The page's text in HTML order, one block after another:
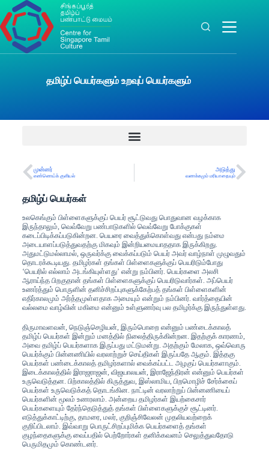
தமிழ்ப் பெயர்களும் உறவுப் பெயர்களும்
முன்னர்
எண்ணெய்க் குளியல்
அடுத்து
வணக்கமும் மரியாதையும்
தமிழ்ப் பெயர்கள்
உலகெங்கும் பிள்ளைகளுக்குப் பெயர் சூட்டுவது பொதுவான வழக்காக
இருந்தாலும், வெவ்வேறு பண்பாடுகளில் வெவ்வேறு போக்குகள்
கடைப்பிடிக்கப்படுகின்றன. பெயரை வைத்துக்கொள்வது என்பது நம்மை
அடையாளப்படுத்துவதற்கு மிகவும் இன்றியமையாததாக இருக்கிறது.
அதுமட்டுமல்லாமல், ஒருவர்க்கு வைக்கப்படும் பெயர் அவர் வாழ்நாள் முழுவதும்
தொடரக்கூடியது. தமிழர்கள் தங்கள் பிள்ளைகளுக்குப் பெயரிடும்போது
‘பெயரில் எல்லாம் அடங்கியுள்ளது’ என்று நம்பினர். பெயர்களை அலசி
ஆராய்ந்த பிறகுதான் தங்கள் பிள்ளைகளுக்குப் பெயரிடுவார்கள். அப்பெயர்
உணர்த்தும் பொருளின் தனிச்சிறப்புகளுக்கேற்பத் தங்கள் பிள்ளைகளின்
எதிர்காலமும் அர்த்தமுள்ளதாக அமையும் என்றும் நம்பினர். வார்த்தையின்
வல்லமை வாழ்வின் மகிமை என்னும் உள்ளுணர்வு பல தமிழர்க்கு இருந்துள்ளது.
திருமாவளவன், நெடுஞ்செழியன், இரும்பொறை என்னும் பண்டைக்காலத்
தமிழ்ப் பெயர்கள் இன்றும் மனத்தில் நிலைத்திருக்கின்றன. இதற்குக் காரணம்,
அவை தமிழ்ப் பெயர்களாக இருப்பது மட்டுமன்று. அதற்கும் மேலாக, ஒவ்வொரு
பெயர்க்கும் பின்னணியில் வரலாற்றுச் செய்திகள் இருப்பதே ஆகும். இத்தகு
பெயர்கள் பண்டைக்காலத் தமிழர்களால் வைக்கப்பட்ட அழகுப் பெயர்களாகும்.
இடைக்காலத்தில் இராஜராஜன், விஜயாலயன், இராஜேந்திரன் என்னும் பெயர்கள்
உருவெடுத்தன. பிற்காலத்தில் கிருத்துவ, இஸ்லாமிய, பிறமொழிச் சேர்க்கைப்
பெயர்கள் உருவெடுக்கத் தொடங்கின. நாட்டின் வரலாற்றுப் பின்னணியைப்
பெயர்களின் மூலம் உணரலாம். அன்றைய தமிழர்கள் இயற்கைசார்
பெயர்களையும் தேர்ந்தெடுத்துத் தங்கள் பிள்ளைகளுக்குச் சூட்டினர்.
எடுத்துக்காட்டிற்கு, தாமரை, மலர், குறிஞ்சிவேலன் முதலியவற்றைக்
குறிப்பிடலாம். இவ்வாறு பொருட்சிறப்புமிக்க பெயர்களைத் தங்கள்
குழந்தைகளுக்கு வைப்பதில் பெற்றோர்கள் தனிக்கவனம் செலுத்துவதோடு
பெருமிதமும் கொண்டனர்.